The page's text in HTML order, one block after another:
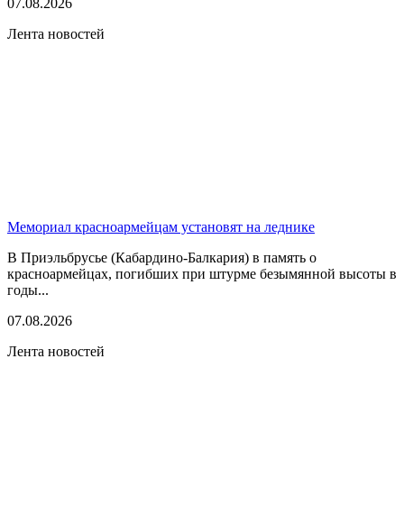
Лента новостей
Мемориал красноармейцам установят на леднике
В Приэльбрусье (Кабардино-Балкария) в память о
красноармейцах, погибших при штурме безымянной высоты в
годы...
07.08.2026
Лента новостей